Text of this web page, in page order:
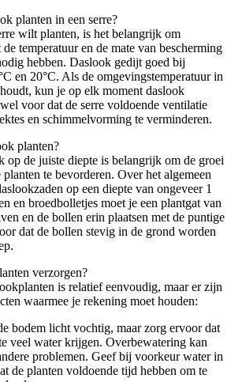
planten in een serre?
wilt planten, is het belangrijk om
temperatuur en de mate van bescherming
hebben. Daslook gedijt goed bij
en 20°C. Als de omgevingstemperatuur in
kun je op elk moment daslook
voor dat de serre voldoende ventilatie
en schimmelvorming te verminderen.
planten?
op de juiste diepte is belangrijk om de groei
te bevorderen. Over het algemeen
op een diepte van ongeveer 1
en broedbolletjes moet je een plantgat van
en de bollen erin plaatsen met de puntige
dat de bollen stevig in de grond worden
verzorgen?
is relatief eenvoudig, maar er zijn
waarmee je rekening moet houden:
bodem licht vochtig, maar zorg ervoor dat
veel water krijgen. Overbewatering kan
problemen. Geef bij voorkeur water in
de planten voldoende tijd hebben om te